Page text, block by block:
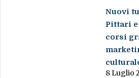
Nuovi
Pittari e
corsi
8 Luglio